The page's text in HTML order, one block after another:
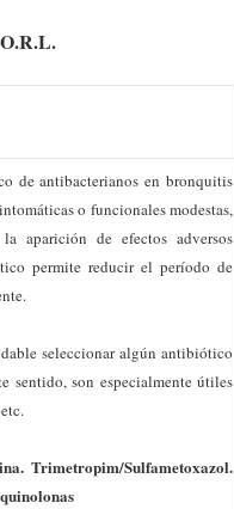
de antibacterianos en bronquitis
o funcionales modestas,
aparición de efectos adversos
permite reducir el período de
seleccionar algún antibiótico
sentido, son especialmente útiles
Trimetropim/Sulfametoxazol.